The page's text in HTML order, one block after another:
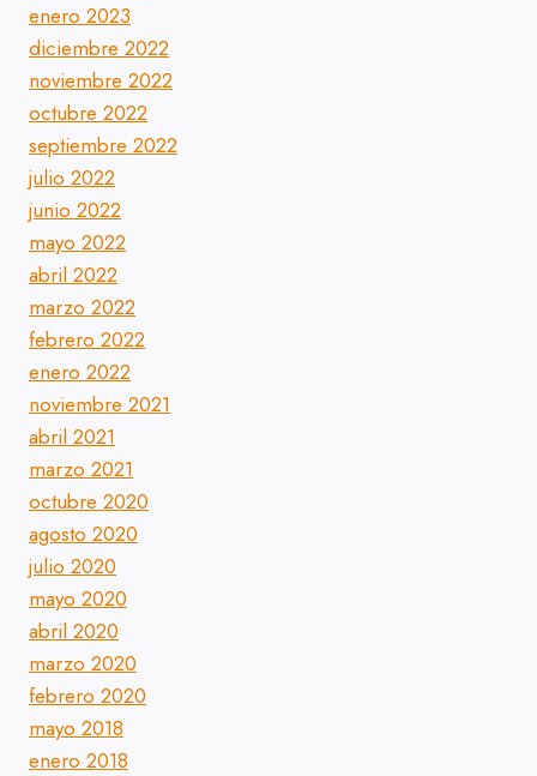
enero 2023
diciembre 2022
noviembre 2022
octubre 2022
septiembre 2022
julio 2022
junio 2022
mayo 2022
abril 2022
marzo 2022
febrero 2022
enero 2022
noviembre 2021
abril 2021
marzo 2021
octubre 2020
agosto 2020
julio 2020
mayo 2020
abril 2020
marzo 2020
febrero 2020
mayo 2018
enero 2018